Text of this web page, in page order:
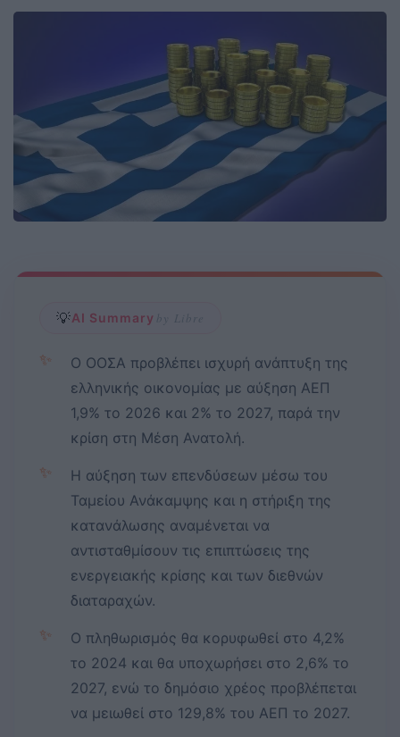
💡AI Summary by Libre
✨
Ο ΟΟΣΑ προβλέπει ισχυρή ανάπτυξη της
ελληνικής οικονομίας με αύξηση ΑΕΠ
1,9% το 2026 και 2% το 2027, παρά την
κρίση στη Μέση Ανατολή.
✨
Η αύξηση των επενδύσεων μέσω του
Ταμείου Ανάκαμψης και η στήριξη της
κατανάλωσης αναμένεται να
αντισταθμίσουν τις επιπτώσεις της
ενεργειακής κρίσης και των διεθνών
διαταραχών.
✨
Ο πληθωρισμός θα κορυφωθεί στο 4,2%
το 2024 και θα υποχωρήσει στο 2,6% το
2027, ενώ το δημόσιο χρέος προβλέπεται
να μειωθεί στο 129,8% του ΑΕΠ το 2027.